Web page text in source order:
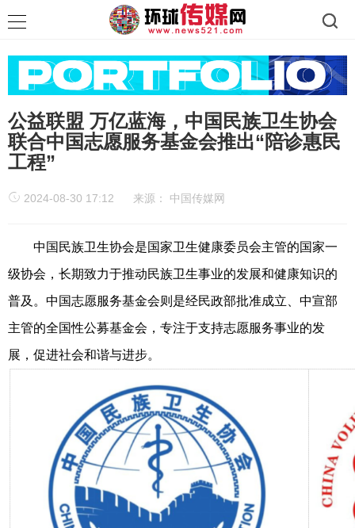
公益联盟 万亿蓝海，中国民族卫生协会
联合中国志愿服务基金会推出“陪诊惠民
工程”
2024-08-30 17:12 来源： 中国传媒网
中国民族卫生协会是国家卫生健康委员会主管的国家一
级协会，长期致力于推动民族卫生事业的发展和健康知识的
普及。中国志愿服务基金会则是经民政部批准成立、中宣部
主管的全国性公募基金会，专注于支持志愿服务事业的发
展，促进社会和谐与进步。